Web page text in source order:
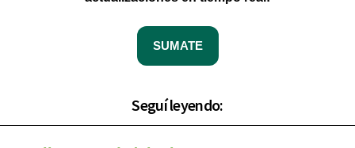
SUMATE
Seguí leyendo: